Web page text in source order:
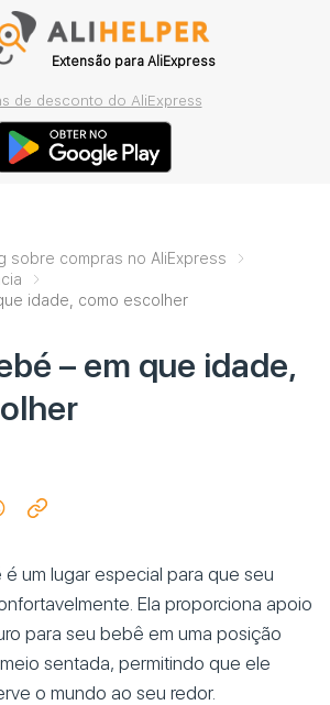
Extensão para AliExpress
de desconto do AliExpress
sobre compras no AliExpress
idade, como escolher
– em que idade,
um lugar especial para que seu
Ela proporciona apoio
para seu bebê em uma posição
sentada, permitindo que ele
o mundo ao seu redor.